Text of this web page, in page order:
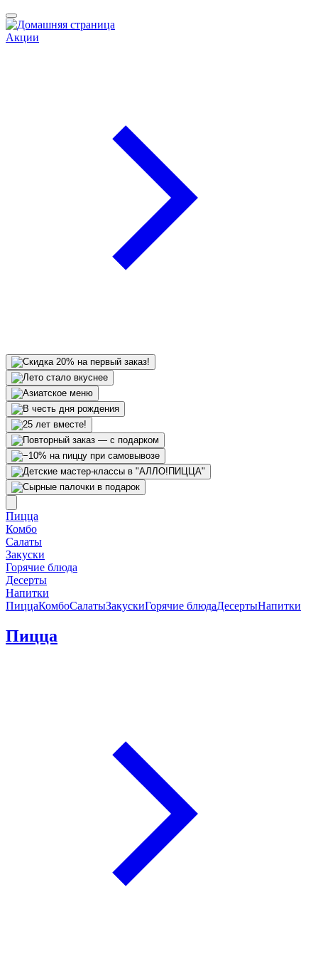
Акции
Пицца
Комбо
Салаты
Закуски
Горячие блюда
Десерты
Напитки
ПиццаКомбоСалатыЗакускиГорячие блюдаДесертыНапитки
Пицца